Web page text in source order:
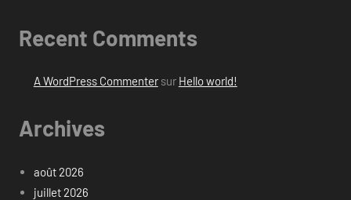
Recent Comments
A WordPress Commentersur Hello world!
Archives
août 2026
juillet 2026